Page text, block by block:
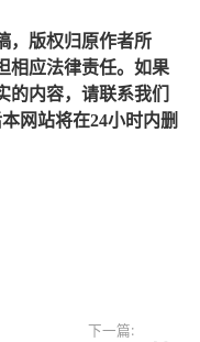
，版权归原作者所
相应法律责任。如果
的内容，请联系我们
网站将在24小时内删
下一篇: